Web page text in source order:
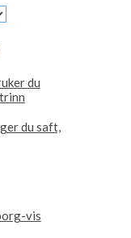
du
du saft,
vis